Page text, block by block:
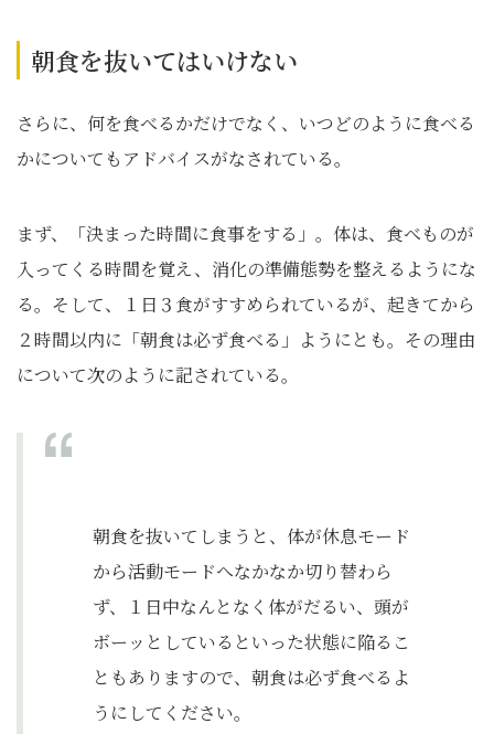
朝食を抜いてはいけない
さらに、何を食べるかだけでなく、いつどのように食べる
かについてもアドバイスがなされている。
まず、「決まった時間に食事をする」。体は、食べものが
入ってくる時間を覚え、消化の準備態勢を整えるようにな
る。そして、１日３食がすすめられているが、起きてから
２時間以内に「朝食は必ず食べる」ようにとも。その理由
について次のように記されている。
朝食を抜いてしまうと、体が休息モード
から活動モードへなかなか切り替わら
ず、１日中なんとなく体がだるい、頭が
ボーッとしているといった状態に陥るこ
ともありますので、朝食は必ず食べるよ
うにしてください。